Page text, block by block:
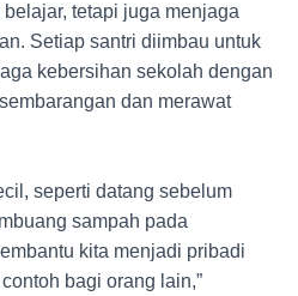
tetapi juga menjaga
Setiap santri diimbau untuk
kebersihan sekolah dengan
dan merawat
seperti datang sebelum
sampah pada
kita menjadi pribadi
bagi orang lain,”